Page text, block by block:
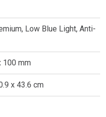
Low Blue Light, Anti-
100 mm
x 43.6 cm